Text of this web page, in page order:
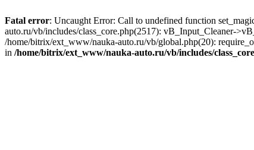
Fatal error: Uncaught Error: Call to undefined function
auto.ru/vb/includes/class_core.php(2517): vB_Input_Cleaner-
/home/bitrix/ext_www/nauka-auto.ru/vb/global.php(20):
in /home/bitrix/ext_www/nauka-auto.ru/vb/includes/